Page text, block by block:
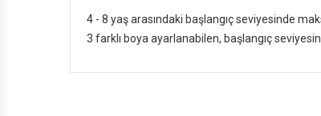
4 - 8 yaş arasındaki başlangıç seviyesinde
3 farklı boya ayarlanabilen, başlangıç